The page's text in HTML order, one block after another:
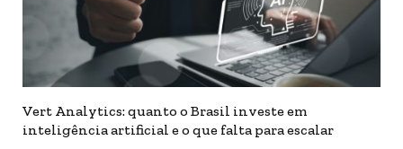
Vert Analytics: quanto o Brasil investe em
inteligência artificial e o que falta para escalar